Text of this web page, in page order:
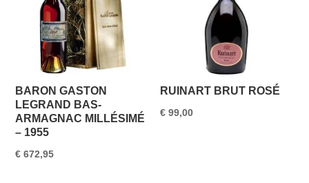
BARON GASTON
LEGRAND BAS-
ARMAGNAC MILLÉSIMÉ
– 1955
€ 672,95
RUINART BRUT ROSÉ
€ 99,00